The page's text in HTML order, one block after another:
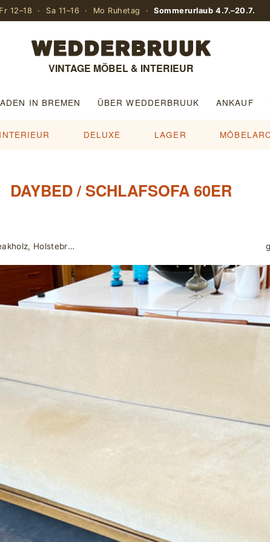
12–18 · Sa 11–16 · Mo Ruhetag ·Sommerurlaub 4.7.–20.7.
VINTAGE MÖBEL & INTERIEUR
IN BREMEN ÜBER WEDDERBRUUK ANKAUF
DELUXE LAGER
DAYBED / SCHLAFSOFA 60ER
3er Set Satztische / Beistelltische aus Teakholz, Holstebro Møbelfabrik